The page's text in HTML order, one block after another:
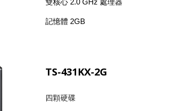
雙核心 2.0 GHz 處理器
記憶體 2GB
TS-431KX-2G
四顆硬碟